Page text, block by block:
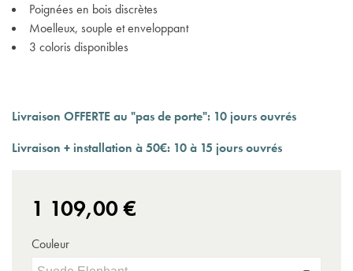
Poignées en bois discrètes
Moelleux, souple et enveloppant
3 coloris disponibles
Livraison OFFERTE au "pas de porte": 10 jours ouvrés
Livraison + installation à 50€: 10 à 15 jours ouvrés
1 109,00 €
Couleur